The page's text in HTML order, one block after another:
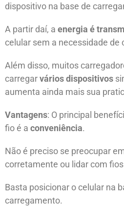
dispositivo na base de
A partir daí, a energia é
celular sem a necessidade de
Além disso, muitos
carregarvários dispositivos
aumenta ainda mais sua
Vantagens: O principal
fio é a conveniência.
Não é preciso se preocupar
corretamente ou lidar com
Basta posicionar o celular na
carregamento.